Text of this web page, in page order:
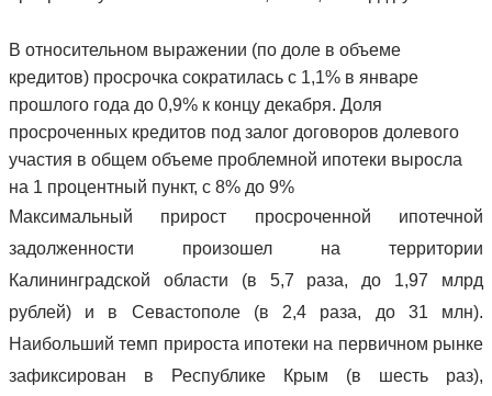
В относительном выражении (по доле в объеме
кредитов) просрочка сократилась с 1,1% в январе
прошлого года до 0,9% к концу декабря. Доля
просроченных кредитов под залог договоров долевого
участия в общем объеме проблемной ипотеки выросла
на 1 процентный пункт, с 8% до 9%
Максимальный прирост просроченной ипотечной
задолженности произошел на территории
Калининградской области (в 5,7 раза, до 1,97 млрд
рублей) и в Севастополе (в 2,4 раза, до 31 млн).
Наибольший темп прироста ипотеки на первичном рынке
зафиксирован в Республике Крым (в шесть раз),